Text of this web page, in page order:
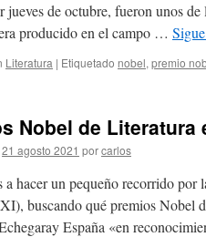
jueves de octubre, fueron unos
producido en el campo …
Literatura | Etiquetado nobel, premio
Nobel de Literatura
21 agosto 2021 porcarlos
a hacer un pequeño recorrido
buscando qué premios Nobel
España «en